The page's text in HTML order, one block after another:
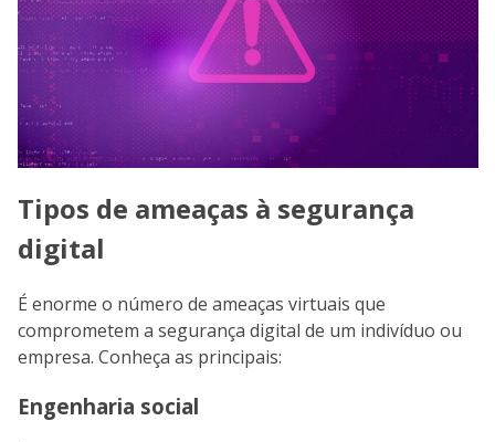
Tipos de ameaças à segurança
digital
É enorme o número de ameaças virtuais que
comprometem a segurança digital de um indivíduo ou
empresa. Conheça as principais:
Engenharia social